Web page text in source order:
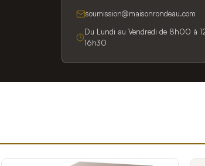
soumission@maisonrondeau.com
Du Lundi au Vendredi de 8h00 à
16h30